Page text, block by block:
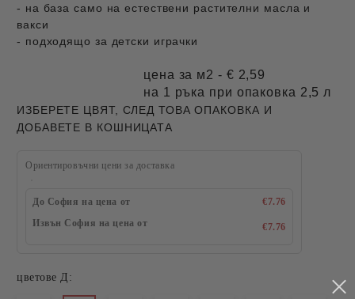
- на база само на естествени растителни масла и
вакси
- подходящо за детски играчки
цена за м2 - € 2,59
на 1 ръка при опаковка 2,5 л
ИЗБЕРЕТЕ ЦВЯТ, СЛЕД ТОВА ОПАКОВКА И
ДОБАВЕТЕ В КОШНИЦАТА
Ориентировъчни цени за доставка
До София на цена от
€7.76
Извън София на цена от
€7.76
цветове Д: